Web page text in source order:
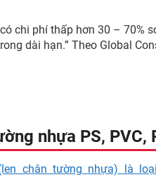
chi phí thấp hơn 30 – 70%
dài hạn.” Theo Global
nhựa PS, PVC,
chân tường nhựa) là